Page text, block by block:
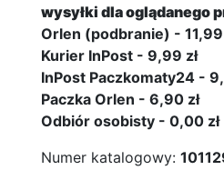
wysyłki dla oglądanego
Orlen (podbranie) - 11,99
Kurier InPost - 9,99 zł
InPost Paczkomaty24 -
Paczka Orlen - 6,90 zł
Odbiór osobisty - 0,00 zł
Numer katalogowy: